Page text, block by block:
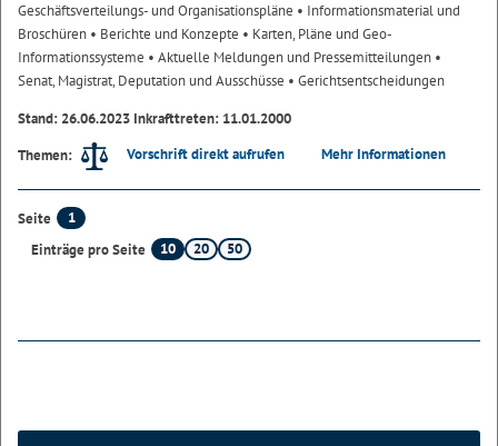
Geschäftsverteilungs- und Organisationspläne • Informationsmaterial und
Broschüren • Berichte und Konzepte • Karten, Pläne und Geo-
Informationssysteme • Aktuelle Meldungen und Pressemitteilungen •
Senat, Magistrat, Deputation und Ausschüsse • Gerichtsentscheidungen
Stand: 26.06.2023 Inkrafttreten: 11.01.2000
Themen:
Vorschrift direkt aufrufen Mehr Informationen
Seite
1
Einträge pro Seite
10 20 50